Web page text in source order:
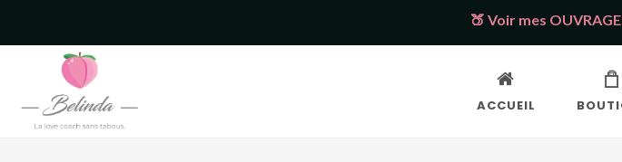
🍑 Voir mes
ACCUEIL